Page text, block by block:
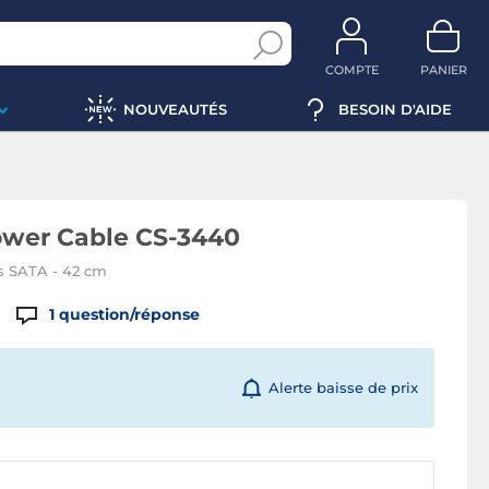
COMPTE PANIER
NOUVEAUTÉS BESOIN D'AIDE
Cable CS-3440
SATA - 42 cm
1 question/réponse
Alerte baisse de prix